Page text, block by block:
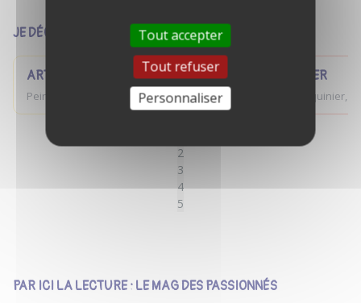
JE DÉCOUVRE LES ANNONCES PAR UNIVERS
ART
Peinture, musique, photographie...
MÉTIER
Maroquinier,
2
3
4
5
PAR ICI LA LECTURE : LE MAG DES PASSIONNÉS
Tout accepter
Tout refuser
Personnaliser